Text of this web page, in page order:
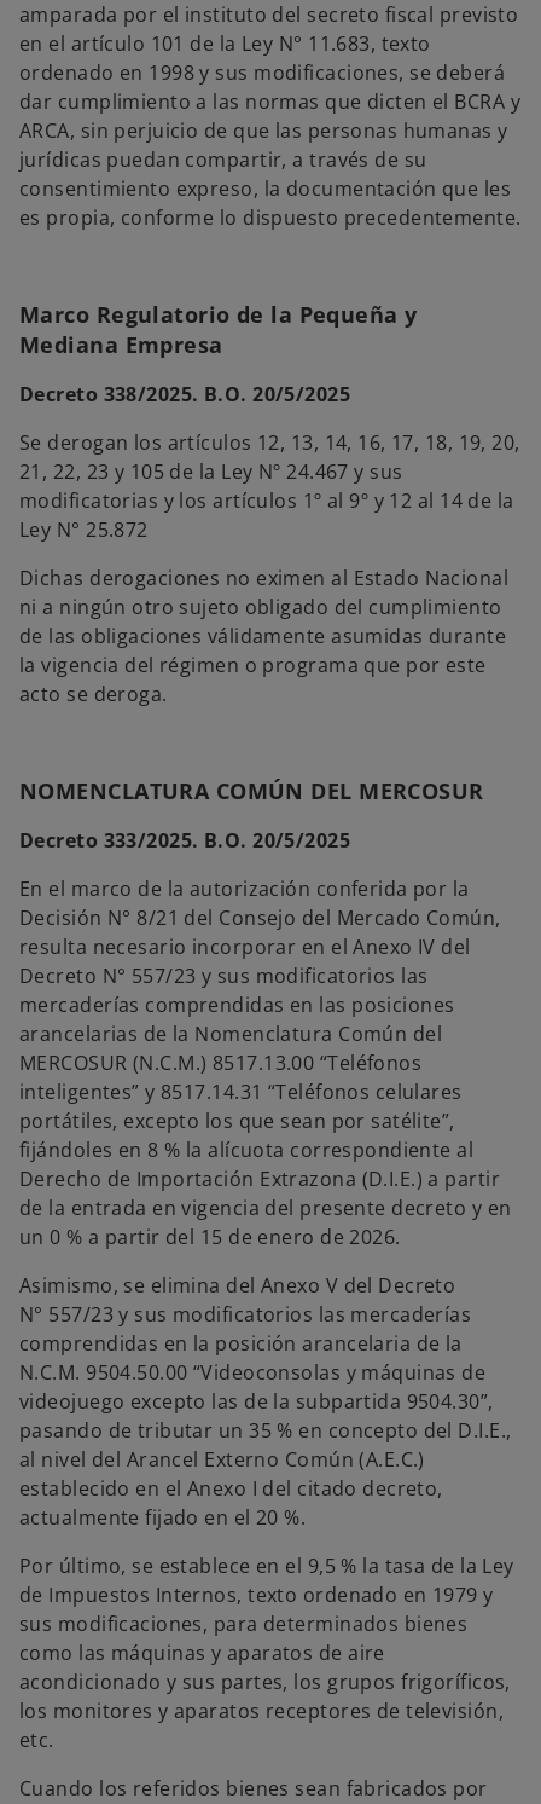
amparada por el instituto del secreto fiscal previsto
en el artículo 101 de la Ley N° 11.683, texto
ordenado en 1998 y sus modificaciones, se deberá
dar cumplimiento a las normas que dicten el BCRA y
ARCA, sin perjuicio de que las personas humanas y
jurídicas puedan compartir, a través de su
consentimiento expreso, la documentación que les
es propia, conforme lo dispuesto precedentemente.
Marco Regulatorio de la Pequeña y
Mediana Empresa
Decreto 338/2025. B.O. 20/5/2025
Se derogan los artículos 12, 13, 14, 16, 17, 18, 19, 20,
21, 22, 23 y 105 de la Ley Nº 24.467 y sus
modificatorias y los artículos 1º al 9º y 12 al 14 de la
Ley N° 25.872
Dichas derogaciones no eximen al Estado Nacional
ni a ningún otro sujeto obligado del cumplimiento
de las obligaciones válidamente asumidas durante
la vigencia del régimen o programa que por este
acto se deroga.
NOMENCLATURA COMÚN DEL MERCOSUR
Decreto 333/2025. B.O. 20/5/2025
En el marco de la autorización conferida por la
Decisión N° 8/21 del Consejo del Mercado Común,
resulta necesario incorporar en el Anexo IV del
Decreto N° 557/23 y sus modificatorios las
mercaderías comprendidas en las posiciones
arancelarias de la Nomenclatura Común del
MERCOSUR (N.C.M.) 8517.13.00 “Teléfonos
inteligentes” y 8517.14.31 “Teléfonos celulares
portátiles, excepto los que sean por satélite”,
fijándoles en 8 % la alícuota correspondiente al
Derecho de Importación Extrazona (D.I.E.) a partir
de la entrada en vigencia del presente decreto y en
un 0 % a partir del 15 de enero de 2026.
Asimismo, se elimina del Anexo V del Decreto
N° 557/23 y sus modificatorios las mercaderías
comprendidas en la posición arancelaria de la
N.C.M. 9504.50.00 “Videoconsolas y máquinas de
videojuego excepto las de la subpartida 9504.30”,
pasando de tributar un 35 % en concepto del D.I.E.,
al nivel del Arancel Externo Común (A.E.C.)
establecido en el Anexo I del citado decreto,
actualmente fijado en el 20 %.
Por último, se establece en el 9,5 % la tasa de la Ley
de Impuestos Internos, texto ordenado en 1979 y
sus modificaciones, para determinados bienes
como las máquinas y aparatos de aire
acondicionado y sus partes, los grupos frigoríficos,
los monitores y aparatos receptores de televisión,
etc.
Cuando los referidos bienes sean fabricados por